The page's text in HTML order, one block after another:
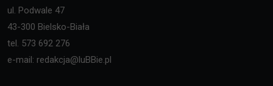
ul. Podwale 47
43-300 Bielsko-Biała
tel. 573 692 276
e-mail: redakcja@luBBie.pl